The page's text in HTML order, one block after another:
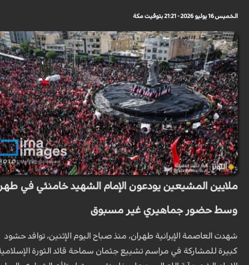
الخميس 16 يوليو 2026 - 21:21 بتوقيت مكة
ملايين المشيعين يودعون الإمام الشهيد خامنئي في
وسط حضور جماهيري غير مسبوق
شهدت العاصمة الإيرانية طهران، منذ صباح اليوم الإثنين، توافد حشود
كبيرة للمشاركة في مراسم تشييع جثمان سماحة قائد الثورة